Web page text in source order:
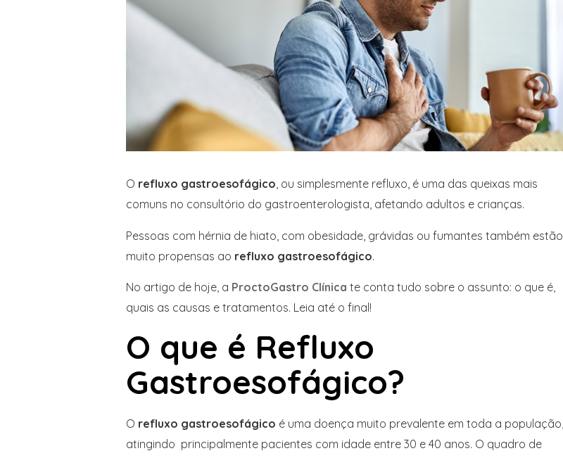
O refluxo gastroesofágico , ou simplesmente refluxo, é uma das queixas mais
comuns no consultório do gastroenterologista, afetando adultos e crianças.
Pessoas com hérnia de hiato, com obesidade, grávidas ou fumantes também estão
muito propensas ao refluxo gastroesofágico.
No artigo de hoje, a ProctoGastro Clínica te conta tudo sobre o assunto: o que é,
quais as causas e tratamentos. Leia até o final!
O que é Refluxo
Gastroesofágico?
O refluxo gastroesofágico é uma doença muito prevalente em toda a população,
atingindo principalmente pacientes com idade entre 30 e 40 anos. O quadro de